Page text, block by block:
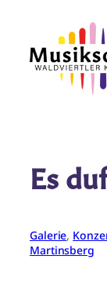
springen
Es
Galerie,
Martinsberg